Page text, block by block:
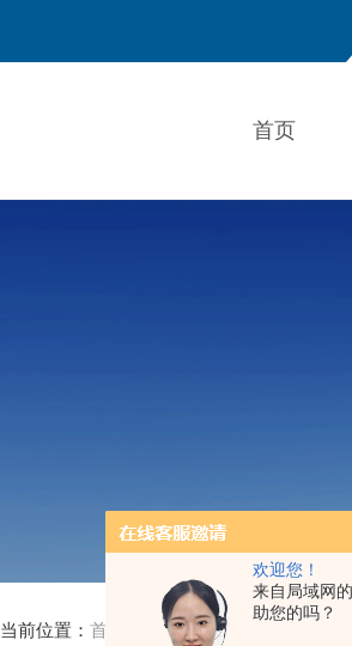
欢迎您！
来自局域网
助您的吗？
首页
当前位置：首页 产品中心/ /